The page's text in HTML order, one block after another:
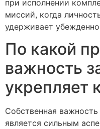
при исполнении
миссий, когда
удерживает
По какой
важность
укрепляет
Собственная
является сильным